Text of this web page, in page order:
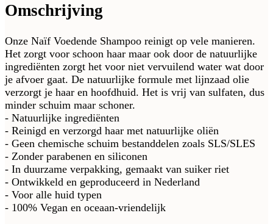
Omschrijving
Onze Naïf Voedende Shampoo reinigt op vele manieren.
Het zorgt voor schoon haar maar ook door de natuurlijke
ingrediënten zorgt het voor niet vervuilend water wat door
je afvoer gaat. De natuurlijke formule met lijnzaad olie
verzorgt je haar en hoofdhuid. Het is vrij van sulfaten, dus
minder schuim maar schoner.
- Natuurlijke ingrediënten
- Reinigd en verzorgd haar met natuurlijke oliën
- Geen chemische schuim bestanddelen zoals SLS/SLES
- Zonder parabenen en siliconen
- In duurzame verpakking, gemaakt van suiker riet
- Ontwikkeld en geproduceerd in Nederland
- Voor alle huid typen
- 100% Vegan en oceaan-vriendelijk